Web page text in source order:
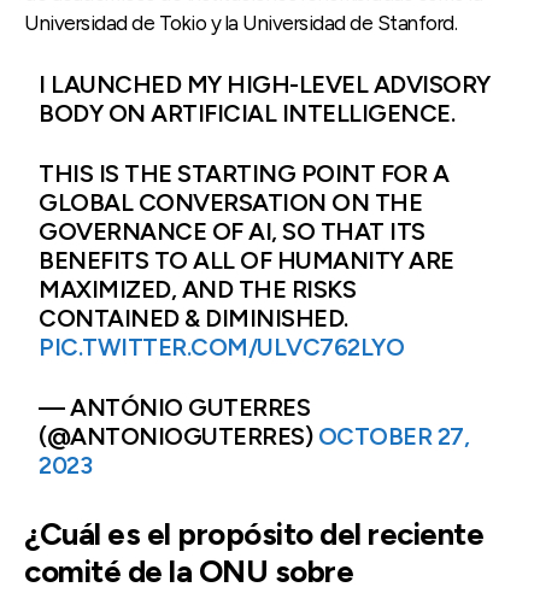
Universidad de Tokio y la Universidad de Stanford.
I LAUNCHED MY HIGH-LEVEL ADVISORY
BODY ON ARTIFICIAL INTELLIGENCE.
THIS IS THE STARTING POINT FOR A
GLOBAL CONVERSATION ON THE
GOVERNANCE OF AI, SO THAT ITS
BENEFITS TO ALL OF HUMANITY ARE
MAXIMIZED, AND THE RISKS
CONTAINED & DIMINISHED.
PIC.TWITTER.COM/ULVC762LYO
— ANTÓNIO GUTERRES
(@ANTONIOGUTERRES) OCTOBER 27,
2023
¿Cuál es el propósito del reciente
comité de la ONU sobre